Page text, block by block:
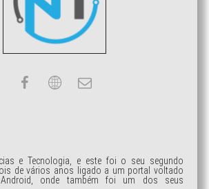
e Tecnologia, e este foi o seu segundo
de vários anos ligado a um portal voltado
onde também foi um dos seus